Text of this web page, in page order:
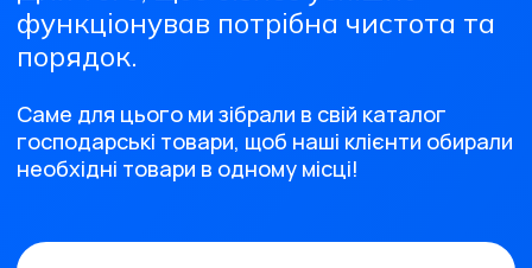
функціонував потрібна чистота та
порядок.
Саме для цього ми зібрали в свій каталог
господарські товари, щоб наші клієнти обирали
необхідні товари в одному місці!